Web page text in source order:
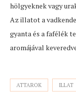
hölgyeknek vagy
Az illatot a
gyanta és a fafélék
aromájával
ATTAROK ILLAT